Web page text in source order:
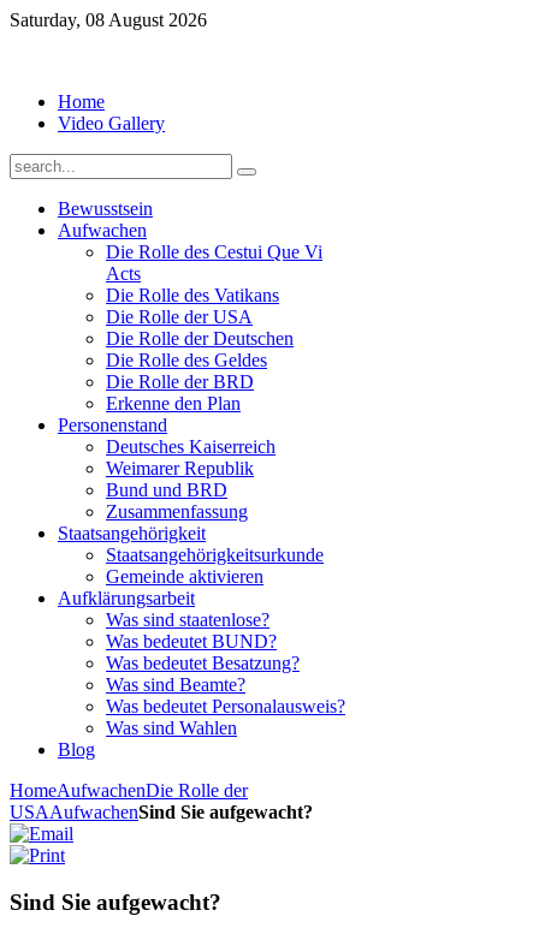
Saturday, 08 August 2026
Home
Video Gallery
Bewusstsein
Aufwachen
Die Rolle des Cestui Que Vi
Acts
Die Rolle des Vatikans
Die Rolle der USA
Die Rolle der Deutschen
Die Rolle des Geldes
Die Rolle der BRD
Erkenne den Plan
Personenstand
Deutsches Kaiserreich
Weimarer Republik
Bund und BRD
Zusammenfassung
Staatsangehörigkeit
Staatsangehörigkeitsurkunde
Gemeinde aktivieren
Aufklärungsarbeit
Was sind staatenlose?
Was bedeutet BUND?
Was bedeutet Besatzung?
Was sind Beamte?
Was bedeutet Personalausweis?
Was sind Wahlen
Blog
HomeAufwachenDie Rolle der
USAAufwachenSind Sie aufgewacht?
Sind Sie aufgewacht?